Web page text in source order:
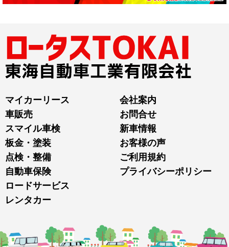
マイカーリース
車販売
スマイル車検
板金・塗装
点検・整備
自動車保険
ロードサービス
レンタカー
会社案内
お問合せ
新車情報
お客様の声
ご利用規約
プライバシーポリシー